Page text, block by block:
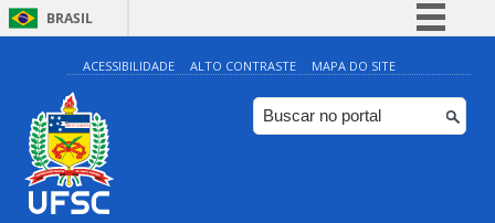
BRASIL
Simplifique!
Comunica BR
Participe
ACESSIBILIDADE ALTO CONTRASTE MAPA DO SITE
0:00